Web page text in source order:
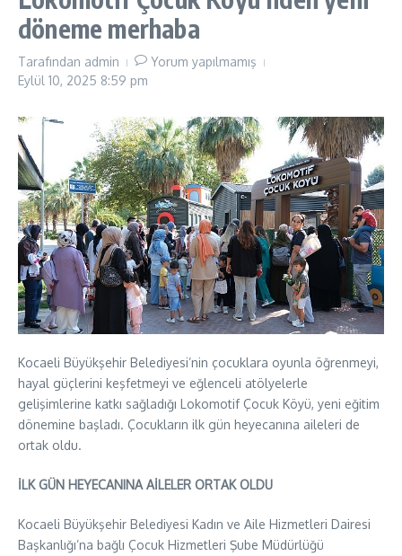
döneme merhaba
Tarafından admin
Yorum yapılmamış
Eylül 10, 2025 8:59 pm
Kocaeli Büyükşehir Belediyesi’nin çocuklara oyunla öğrenmeyi,
hayal güçlerini keşfetmeyi ve eğlenceli atölyelerle
gelişimlerine katkı sağladığı Lokomotif Çocuk Köyü, yeni eğitim
dönemine başladı. Çocukların ilk gün heyecanına aileleri de
ortak oldu.
İLK GÜN HEYECANINA AİLELER ORTAK OLDU
Kocaeli Büyükşehir Belediyesi Kadın ve Aile Hizmetleri Dairesi
Başkanlığı’na bağlı Çocuk Hizmetleri Şube Müdürlüğü